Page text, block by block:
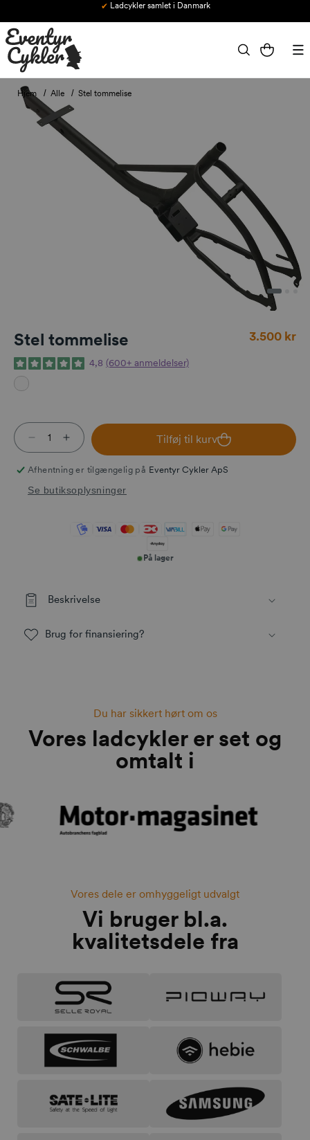
Ladcykler samlet i Danmark
Indkøbskurv
Hjem Alle Stel tommelise
Stel tommelise Normalpris
3.500 kr
4,8 (600+ anmeldelser)
Reducer antallet for Stel tommelise
Øg antallet for Stel tommelise
Tilføj til kurv
Afhentning er tilgængelig på Eventyr Cykler ApS
Se butiksoplysninger
På lager
Beskrivelse
Brug for finansiering?
Du har sikkert hørt om os
Vores ladcykler er set og
omtalt i
Vores dele er omhyggeligt udvalgt
Vi bruger bl.a.
kvalitetsdele fra